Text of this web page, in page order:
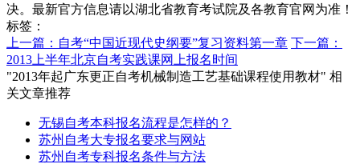
决。最新官方信息请以湖北省教育考试院及各教育官网为准！
标签：
上一篇：自考“中国近现代史纲要”复习资料第一章 下一篇：
2013上半年北京自考实践课网上报名时间
"2013年起广东更正自考机械制造工艺基础课程使用教材" 相
关文章推荐
无锡自考本科报名流程是怎样的？
苏州自考大专报名要求与网站
苏州自考专科报名条件与方法